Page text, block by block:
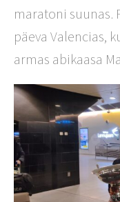
maratoni suunas.
päeva Valencias,
armas abikaasa